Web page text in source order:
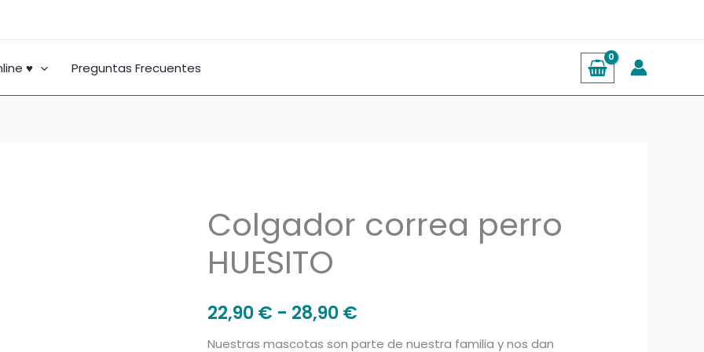
♥ Preguntas Frecuentes
Colgador correa perro
HUESITO
22,90€ - 28,90€
Rango
Nuestras mascotas son parte de nuestra familia y nos dan
Colgador
correa
perro